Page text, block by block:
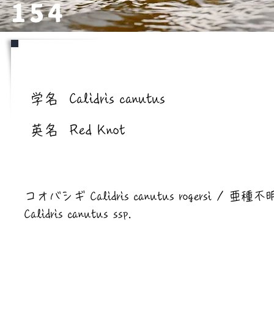
154
学名 Calidris canutus
英名 Red Knot
コオバシギ Calidris canutus rogersi / 亜種不
Calidris canutus ssp.